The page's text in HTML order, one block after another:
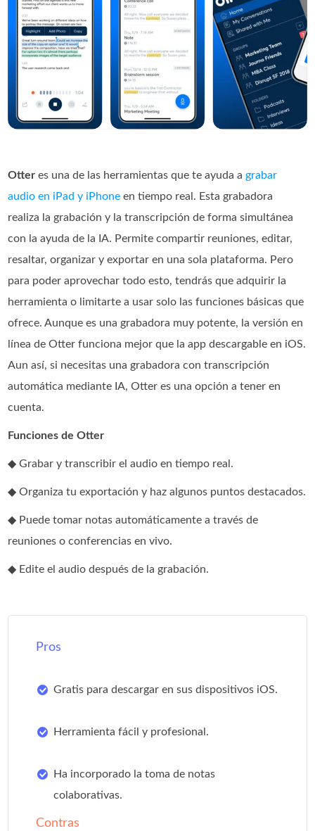
Otter es una de las herramientas que te ayuda agrabar
audio en iPad y iPhone en tiempo real. Esta grabadora
realiza la grabación y la transcripción de forma simultánea
con la ayuda de la IA. Permite compartir reuniones, editar,
resaltar, organizar y exportar en una sola plataforma. Pero
para poder aprovechar todo esto, tendrás que adquirir la
herramienta o limitarte a usar solo las funciones básicas que
ofrece. Aunque es una grabadora muy potente, la versión en
línea de Otter funciona mejor que la app descargable en iOS.
Aun así, si necesitas una grabadora con transcripción
automática mediante IA, Otter es una opción a tener en
cuenta.
Funciones de Otter
◆ Grabar y transcribir el audio en tiempo real.
◆ Organiza tu exportación y haz algunos puntos destacados.
◆ Puede tomar notas automáticamente a través de
reuniones o conferencias en vivo.
◆ Edite el audio después de la grabación.
Pros
Gratis para descargar en sus dispositivos iOS.
Herramienta fácil y profesional.
Ha incorporado la toma de notas
colaborativas.
Contras